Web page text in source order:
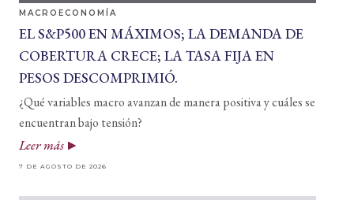
MACROECONOMÍA
EL S&P500 EN MÁXIMOS; LA DEMANDA DE
COBERTURA CRECE; LA TASA FIJA EN
PESOS DESCOMPRIMIÓ.
¿Qué variables macro avanzan de manera positiva y cuáles se
encuentran bajo tensión?
Leer más
7 DE AGOSTO DE 2026